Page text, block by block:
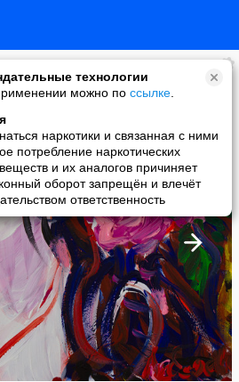
технологии
можно по ссылке
наркотики и связанная с ними
потребление наркотических
и их аналогов причиняет
оборот запрещён и влечёт
ответственность
ИСКУССТВО